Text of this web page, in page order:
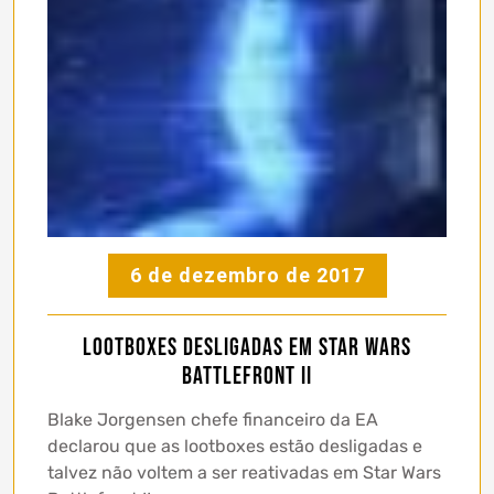
6 de dezembro de 2017
Lootboxes desligadas em Star Wars
Battlefront II
Blake Jorgensen chefe financeiro da EA
declarou que as lootboxes estão desligadas e
talvez não voltem a ser reativadas em Star Wars